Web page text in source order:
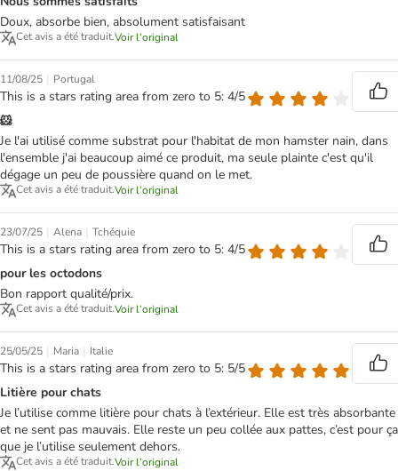
Doux, absorbe bien, absolument satisfaisant
Cet avis a été traduit.Voir l’original
11/08/25 | Portugal
This is a stars rating area from zero to 5: 4/5
🐹
Je l'ai utilisé comme substrat pour l'habitat de mon hamster nain, dans
l'ensemble j'ai beaucoup aimé ce produit, ma seule plainte c'est qu'il
dégage un peu de poussière quand on le met.
Cet avis a été traduit.Voir l’original
23/07/25 | Alena | Tchéquie
This is a stars rating area from zero to 5: 4/5
pour les octodons
Bon rapport qualité/prix.
Cet avis a été traduit.Voir l’original
25/05/25 | Maria | Italie
This is a stars rating area from zero to 5: 5/5
Litière pour chats
Je l’utilise comme litière pour chats à l’extérieur. Elle est très absorbante
et ne sent pas mauvais. Elle reste un peu collée aux pattes, c’est pour ça
que je l’utilise seulement dehors.
Cet avis a été traduit.Voir l’original